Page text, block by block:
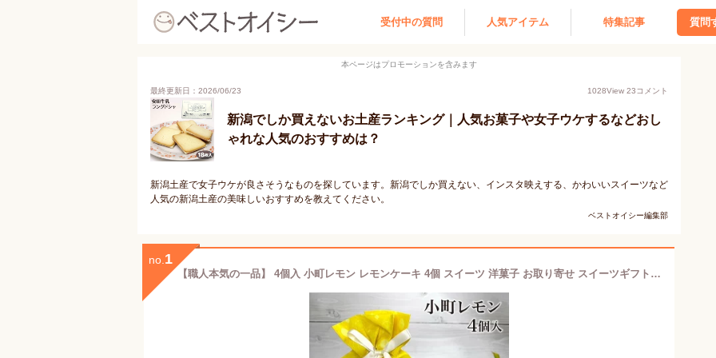
受付中の質問 人気アイテム 特集記事 質問
本ページはプロモーションを含みます
最終更新日：2026/06/23 1028View 23コメント
新潟でしか買えないお土産ランキング｜人気お菓子や女子ウケするなどおし
ゃれな人気のおすすめは？
新潟土産で女子ウケが良さそうなものを探しています。新潟でしか買えない、インスタ映えする、かわいいスイーツなど
人気の新潟土産の美味しいおすすめを教えてください。
ベストオイシー編集部
no. 1
【職人本気の一品】 4個入 小町レモン レモンケーキ 4個 スイーツ 洋菓子 お取り寄せ スイーツギフト お返し お取り寄せスイーツ ご当地スイーツ ギフト 贈答品 贈り物 美味しい お菓子 プレゼント お祝い お土産 新潟 きりん堂 LPS